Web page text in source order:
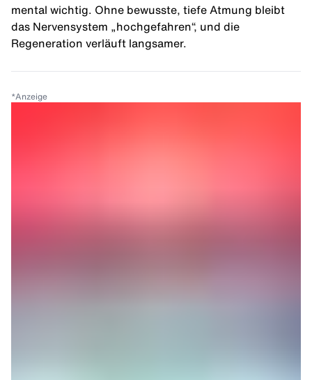
mental wichtig. Ohne bewusste, tiefe Atmung bleibt
das Nervensystem „hochgefahren“, und die
Regeneration verläuft langsamer.
*Anzeige